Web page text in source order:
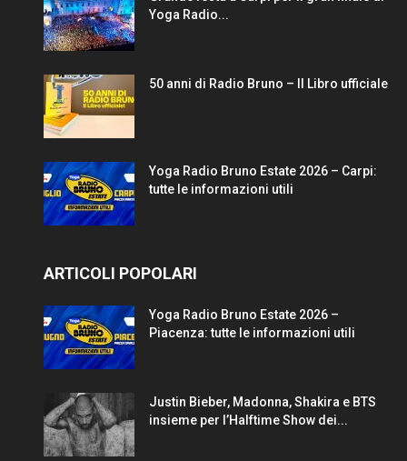
Yoga Radio...
50 anni di Radio Bruno – Il Libro ufficiale
Yoga Radio Bruno Estate 2026 – Carpi:
tutte le informazioni utili
ARTICOLI POPOLARI
Yoga Radio Bruno Estate 2026 –
Piacenza: tutte le informazioni utili
Justin Bieber, Madonna, Shakira e BTS
insieme per l’Halftime Show dei...